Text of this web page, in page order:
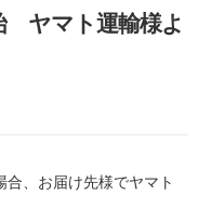
ヤマト運輸様よ
、お届け先様でヤマト